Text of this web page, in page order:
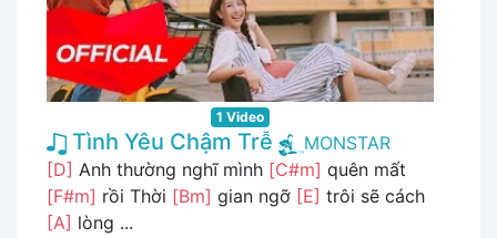
1 Video
Tình Yêu Chậm Trễ
MONSTAR
[D] Anh thường nghĩ mình [C#m] quên mất
[F#m] rồi Thời [Bm] gian ngỡ [E] trôi sẽ cách
[A] lòng ...